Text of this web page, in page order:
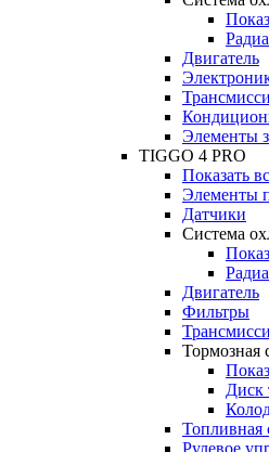
Двигатель
Элементы
TIGGO 4 PRO
Показать
Элементы
Датчики
Система
Двигатель
Фильтры
Тормозная
Диск
Топливная
Рулевое